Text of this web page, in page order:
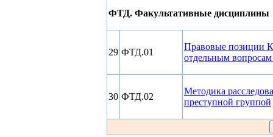
ФТД. Факультативные дисциплины
29 ФТД.01
Правовые позиции
отдельным вопросам
30 ФТД.02
Методика
преступной группой